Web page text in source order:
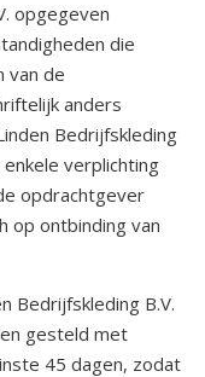
opgegeven
die
van de
anders
Bedrijfskleding
verplichting
opdrachtgever
op ontbinding van
Bedrijfskleding B.V.
gesteld met
45 dagen, zodat